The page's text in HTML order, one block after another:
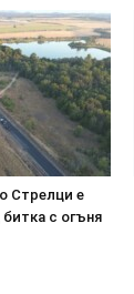
Стрелци е
с огъня